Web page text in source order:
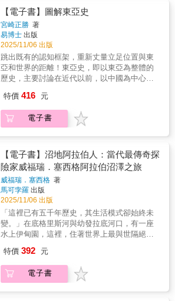
帶 作者筆下的巴勒斯坦人包括有不同派系、族
群和政治立場，即使同屬巴解（巴勒斯坦解放
組織）成員，也有不同陣營，當中包括對巴勒
斯坦自治政府相當不滿的巴勒斯坦人，也有與
以色列人關係密切的巴勒斯坦官員；作者所訪
談的以色列人亦同樣，既有規劃興建隔離牆的
以色列官員，也有在現場救護的以色列人、協
助蒐集遺體的哈雷迪猶太教徒，醫院裡的以色
列社工，還有以色列電視台記者等。作者對以
外，呈現更為真實的人性灰色地帶。 ★戰爭以
外，巴勒斯坦人日常生活中的暴力 雖然在一九
八八年，巴勒斯坦解放組織與以色列達成歷史
之二十二的被占領土上，建立「巴勒斯坦
國」，但事實上所謂的「自治」卻困難重重，
巴勒斯坦人必須忍受各種日常生活中的屈辱與
荒謬處境，連基本的學習和工作都大幅受限，
本書透過這場意外深入揭示這些深埋日常生活
中的不公對待。
析。我們從中可以讀到，清朝是如何從一個蕞
爾的漁獵民族，逐步轉變為稱霸東亞的龐大帝
國？清朝是如何將自身作為「蠻夷」的身分，
轉化為「中華」的主人？又是如何在面臨衝擊
下，採取創新的因應之道？當清朝的改革失去
了既有的多元包容，這個王朝又是怎樣走向滅
亡？
恐懼的青年，深知軍事獨裁與國家暴力留下的
創傷。四十多年後，他以即將退休的學者身
分，再次面對戒嚴內亂的現實衝擊。韓寅燮在
得知戒嚴宣布的當下，創傷記憶再次浮現，他
意識到，自己的學術生涯絕不能以戒嚴時代的
回歸作為結束；當政權赤裸裸地顯露出獨裁化
的症狀時，國民身為憲法守護者，有義務挺身
而出，找回憲政秩序。從戒嚴宣布的第一時間
起，韓寅燮便開始在社群媒體發表文章，以法
件，並針對「戒嚴」與憲法的法律知識回應市
民們的疑問。本書便是集結了直到尹錫悅遭彈
劾為止，韓寅燮在此過程中所留下的文章，並
總統的補選過程，構成一部當下仍在進行中的
韓國憲政演變的文字見證。■韓國快速守住民主
的依據，是來自過去憲政史累積的憲法精神！
書中不僅跟隨事件發展，及時寫下時局分析，
更具體從憲法法條深入探討「戒嚴」與「內
亂」的定義，以及彈劾尹錫悅的正當性。「一
二三內亂」之所以失敗，首要原因即是韓國憲
法規定：「當國會以過半數決議要求解除戒嚴
越圍牆進入議場表決，才得以迅速終結戒嚴。
自1948年成立以來，韓國堪稱是東亞經歷戒嚴
次數最多的國家。韓國憲法也在戒嚴、內亂與
威權統治下不斷扭曲與重生，才形成如今完備
「酋長舟」划到哪裡，總有熱忱的「客房」主
人等著他；他更是沼民的家人，他為四位舟童
準備聘金、談婚約，甚至捲入「血仇」的糾紛
中…… 而這一切純粹是為了「自娛」，為
了再次擁抱他所喜愛的阿拉伯人，為了了解一
種即將消逝的生活方式，也為了體驗沼地裡大
地的另一種風貌。 塞西格在書中寫道：
「首度造訪沼民的情景始終在我腦海縈繞：火
光照在側臉上、雁群大鳴大放、鴨子爭先恐後
地搶食、男孩在黑暗中唱著歌、划舟緩緩划下
水道、夕陽在蘆葦燃燒所彌漫的濃煙中依稀露
出緋紅色……這是一個時間彷彿靜止的世界，
望。」【書評讚譽】「塞西格或許是置身於阿
拉伯民族中的最後一位英國旅行家，無疑也是
其中最偉大的一位。」——約翰‧葛樂伯爵士，
《週日泰晤士報》「說探險故事是一回事……
令人感受到身歷其境的氣氛又是另一回事……
塞西格卻圓滿地作到了這點……這是本令人激
賞的好書。」——蓋文‧麥斯威爾，《觀察家》
而推展出不同的互動關係，形成特殊的架構與
脈絡。
【電子書】圖解東亞史
宮崎正勝 著
易博士 出版
2025/11/06 出版
跳出既有的認知框架，重新丈量立足位置與東
亞和世界的距離！東亞史，即以東亞為整體的
歷史，主要討論在近代以前，以中國為中心形
陸上，每個文化以不同的速度成長發展，透過
戰爭、貿易以及文化交流，發展較快的漢文化
強勢影響周邊區域，但時而又屈服於擁有強大
而推展出不同的互動關係，形成特殊的架構與
脈絡。
特價 416 元
電子書
【電子書】沼地阿拉伯人：當代最傳奇探
險家威福瑞．塞西格阿拉伯沼澤之旅
威福瑞．塞西格 著
馬可孛羅 出版
2025/11/06 出版
「這裡已有五千年歷史，其生活模式卻始終未
變。」在底格里斯河與幼發拉底河口，有一座
水上伊甸園，這裡，住著世界上最與世隔絕的
景始終在我腦海縈繞：火光照在側臉上、雁群
大鳴大放、鴨子爭先恐後地搶食、男孩在黑暗
中唱著歌、划舟緩緩划下水道、夕陽在蘆葦燃
特價 392 元
電子書